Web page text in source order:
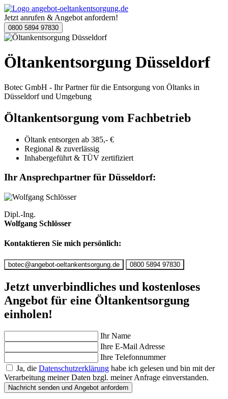
Jetzt anrufen & Angebot anfordern!
0800 5894 97830
Öltankentsorgung Düsseldorf
Botec GmbH - Ihr Partner für die Entsorgung von Öltanks in
Düsseldorf und Umgebung
Öltankentsorgung vom Fachbetrieb
Öltank entsorgen ab 385,- €
Regional & zuverlässig
Inhabergeführt & TÜV zertifiziert
Ihr Ansprechpartner für Düsseldorf:
Dipl.-Ing.
Wolfgang Schlösser
Kontaktieren Sie mich persönlich:
botec@angebot-oeltankentsorgung.de 0800 5894 97830
Jetzt unverbindliches und kostenloses
Angebot für eine Öltankentsorgung
einholen!
Ihr Name
Ihre E-Mail Adresse
Ihre Telefonnummer
Ja, die Datenschutzerklärung habe ich gelesen und bin mit der
Verarbeitung meiner Daten bzgl. meiner Anfrage einverstanden.
Nachricht senden und Angebot anfordern